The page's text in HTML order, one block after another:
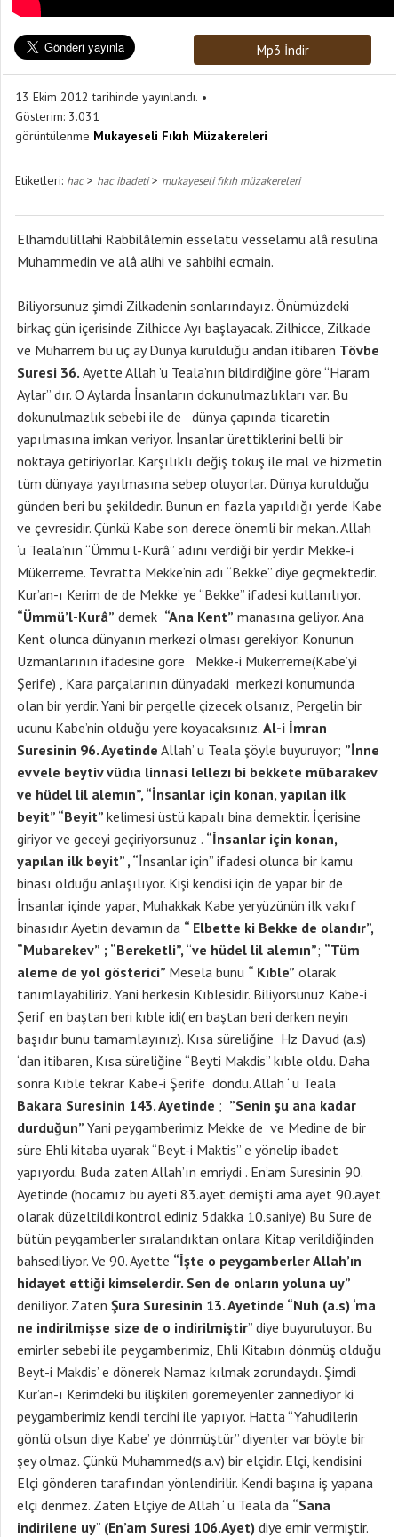
Mp3 İndir
13 Ekim 2012 tarihinde yayınlandı.
Gösterim: 3.031
görüntülenme Mukayeseli Fıkıh Müzakereleri
Etiketleri: hac> hac ibadeti> mukayeseli fıkıh müzakereleri
Elhamdülillahi Rabbilâlemin esselatü vesselamü alâ resulina
Muhammedin ve alâ alihi ve sahbihi ecmain.
Biliyorsunuz şimdi Zilkadenin sonlarındayız. Önümüzdeki
birkaç gün içerisinde Zilhicce Ayı başlayacak. Zilhicce, Zilkade
ve Muharrem bu üç ay Dünya kurulduğu andan itibaren Tövbe
Suresi 36. Ayette Allah ’u Teala’nın bildirdiğine göre “Haram
Aylar” dır. O Aylarda İnsanların dokunulmazlıkları var. Bu
dokunulmazlık sebebi ile de dünya çapında ticaretin
yapılmasına imkan veriyor. İnsanlar ürettiklerini belli bir
noktaya getiriyorlar. Karşılıklı değiş tokuş ile mal ve hizmetin
tüm dünyaya yayılmasına sebep oluyorlar. Dünya kurulduğu
günden beri bu şekildedir. Bunun en fazla yapıldığı yerde Kabe
ve çevresidir. Çünkü Kabe son derece önemli bir mekan. Allah
‘u Teala’nın “Ümmü’l-Kurâ” adını verdiği bir yerdir Mekke-i
Mükerreme. Tevratta Mekke’nin adı “Bekke” diye geçmektedir.
Kur’an-ı Kerim de de Mekke’ ye “Bekke” ifadesi kullanılıyor.
“Ümmü’l-Kurâ” demek “Ana Kent” manasına geliyor. Ana
Kent olunca dünyanın merkezi olması gerekiyor. Konunun
Uzmanlarının ifadesine göre Mekke-i Mükerreme(Kabe’yi
Şerife) , Kara parçalarının dünyadaki merkezi konumunda
olan bir yerdir. Yani bir pergelle çizecek olsanız, Pergelin bir
ucunu Kabe’nin olduğu yere koyacaksınız. Al-i İmran
Suresinin 96. Ayetinde Allah’ u Teala şöyle buyuruyor; ”İnne
evvele beytiv vüdıa linnasi lellezı bi bekkete mübarakev
ve hüdel lil alemın”, “İnsanlar için konan, yapılan ilk
beyit” “Beyit” kelimesi üstü kapalı bina demektir. İçerisine
giriyor ve geceyi geçiriyorsunuz . “İnsanlar için konan,
yapılan ilk beyit” , “İnsanlar için” ifadesi olunca bir kamu
binası olduğu anlaşılıyor. Kişi kendisi için de yapar bir de
İnsanlar içinde yapar, Muhakkak Kabe yeryüzünün ilk vakıf
binasıdır. Ayetin devamın da “ Elbette ki Bekke de olandır”,
“Mubarekev” ; “Bereketli”, “ve hüdel lil alemın”; “Tüm
aleme de yol gösterici” Mesela bunu “ Kıble” olarak
tanımlayabiliriz. Yani herkesin Kıblesidir. Biliyorsunuz Kabe-i
Şerif en baştan beri kıble idi( en baştan beri derken neyin
başıdır bunu tamamlayınız). Kısa süreliğine Hz Davud (a.s)
‘dan itibaren, Kısa süreliğine “Beyti Makdis” kıble oldu. Daha
sonra Kıble tekrar Kabe-i Şerife döndü. Allah ‘ u Teala
Bakara Suresinin 143. Ayetinde ; ”Senin şu ana kadar
durduğun” Yani peygamberimiz Mekke de ve Medine de bir
süre Ehli kitaba uyarak “Beyt-i Maktis” e yönelip ibadet
yapıyordu. Buda zaten Allah’ın emriydi . En’am Suresinin 90.
Ayetinde (hocamız bu ayeti 83.ayet demişti ama ayet 90.ayet
olarak düzeltildi.kontrol ediniz 5dakka 10.saniye) Bu Sure de
bütün peygamberler sıralandıktan onlara Kitap verildiğinden
bahsediliyor. Ve 90. Ayette “İşte o peygamberler Allah’ın
hidayet ettiği kimselerdir. Sen de onların yoluna uy”
deniliyor. Zaten Şura Suresinin 13. Ayetinde “Nuh (a.s) ‘ma
ne indirilmişse size de o indirilmiştir” diye buyuruluyor. Bu
emirler sebebi ile peygamberimiz, Ehli Kitabın dönmüş olduğu
Beyt-i Makdis’ e dönerek Namaz kılmak zorundaydı. Şimdi
Kur’an-ı Kerimdeki bu ilişkileri göremeyenler zannediyor ki
peygamberimiz kendi tercihi ile yapıyor. Hatta “Yahudilerin
gönlü olsun diye Kabe’ ye dönmüştür” diyenler var böyle bir
şey olmaz. Çünkü Muhammed(s.a.v) bir elçidir. Elçi, kendisini
Elçi gönderen tarafından yönlendirilir. Kendi başına iş yapana
elçi denmez. Zaten Elçiye de Allah ‘ u Teala da “Sana
indirilene uy” (En’am Suresi 106.Ayet) diye emir vermiştir.